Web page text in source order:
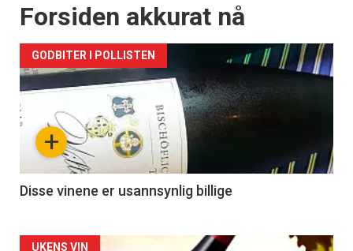
Forsiden akkurat nå
+
GODBITER I POLLISTEN
Disse vinene er usannsynlig billige
UKENS VIN